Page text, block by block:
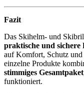
Fazit
Das Skihelm- und
praktische und
auf Komfort, Schutz
einzelne Produkte
stimmiges Gesamtpaket
funktioniert.